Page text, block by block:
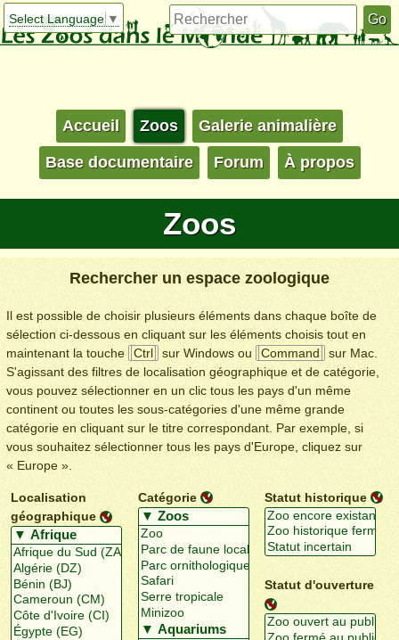
Select Language ▼
Accueil Zoos Galerie animalière
Base documentaire Forum À propos
Zoos
Rechercher un espace zoologique
Il est possible de choisir plusieurs éléments dans chaque boîte de
sélection ci-dessous en cliquant sur les éléments choisis tout en
maintenant la touche
Ctrl sur Windows ou Command
sur Mac.
S'agissant des filtres de localisation géographique et de catégorie,
vous pouvez sélectionner en un clic tous les pays d'un même
continent ou toutes les sous-catégories d'une même grande
catégorie en cliquant sur le titre correspondant. Par exemple, si
vous souhaitez sélectionner tous les pays d'Europe, cliquez sur
« Europe ».
Localisation
géographique
Catégorie Statut historique
Statut d'ouverture